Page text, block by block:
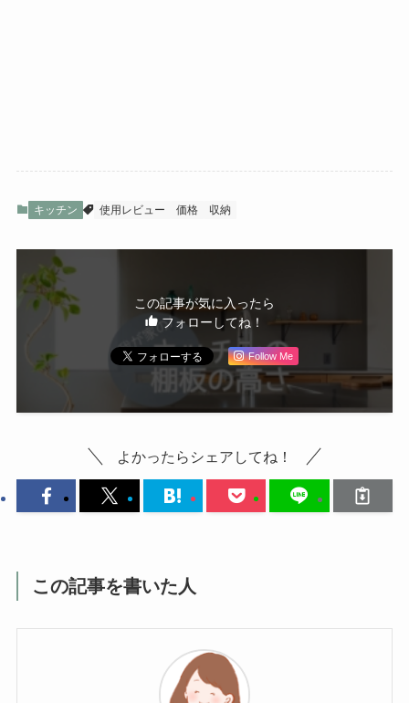
キッチン 使用レビュー 価格 収納
この記事が気に入ったら
フォローしてね！
Follow Me
よかったらシェアしてね！
この記事を書いた人